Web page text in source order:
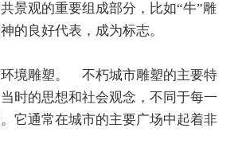
景观的重要组成部分，比如“牛”雕
的良好代表，成为标志。
境雕塑。 不朽城市雕塑的主要特
时的思想和社会观念，不同于每一
它通常在城市的主要广场中起着非